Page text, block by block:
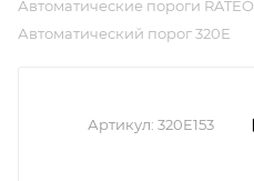
Автоматические пороги RATEO
Автоматический порог 320Е
Артикул: 320E153